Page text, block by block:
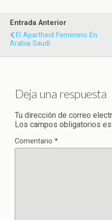
Entrada Anterior
El Apartheid Femenino En
Arabia Saudí
Deja una respuesta
Tu dirección de correo
Los campos obligatorios
Comentario *